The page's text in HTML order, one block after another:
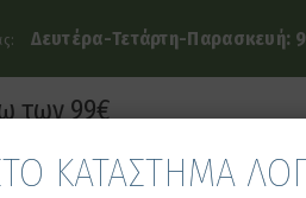
Δευτέρα-Τετάρτη-Παρασκευή:
των 99€
ΚΑΤΑΣΤΗΜΑ